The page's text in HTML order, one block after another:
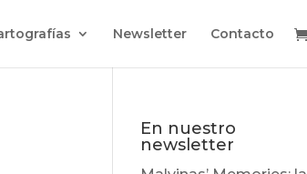
Newsletter Contacto
En nuestro
newsletter